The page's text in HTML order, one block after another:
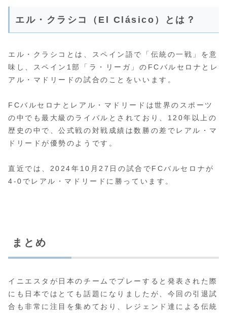
エル・クラシコ（El Clásico）とは？
エル・クラシコとは、スペイン語で「伝統の一戦」を意
味し、スペイン1部「ラ・リーガ」のFCバルセロナとレ
アル・マドリードの試合のことをいいます。
FCバルセロナとレアル・マドリードは世界のスポーツ
の中でも最大級のライバルとされており、120年以上の
歴史の中で、公式戦の対戦成績は数勝の差でレアル・マ
ドリードが優勢のようです。
直近では、2024年10月27日の試合でFCバルセロナが
4-0でレアル・マドリードに勝っています。
まとめ
イニエスタが日本のチームでプレーすると発表された際
にも日本ではとても話題になりましたが、今回の引退試
合も非常に注目を集めており、レジェンド達による伝統